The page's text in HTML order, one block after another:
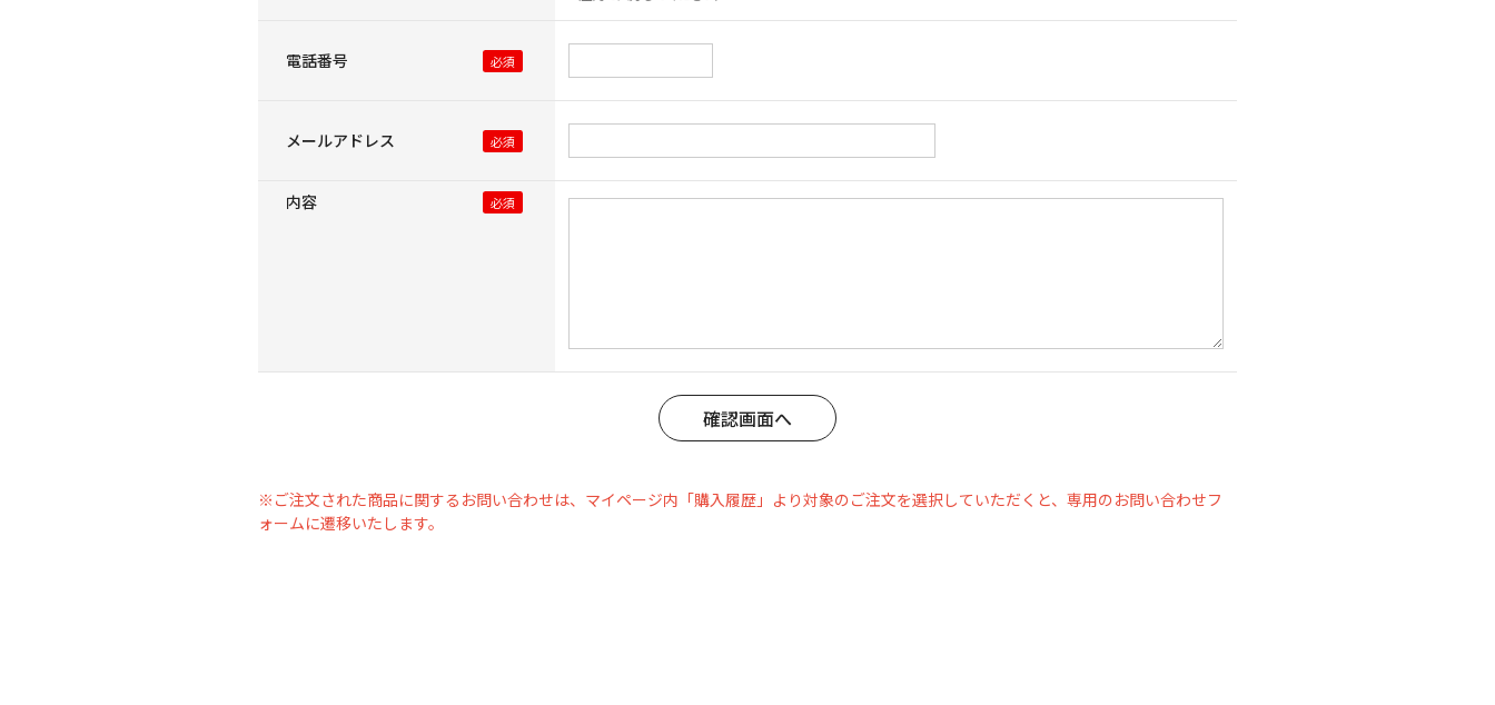
電話番号
メールアドレス
内容
※ご注文された商品に関するお問い合わせは、マイページ内「購入履歴」より対象のご注文を選択していただくと、専用のお問い合わせフ
ォームに遷移いたします。